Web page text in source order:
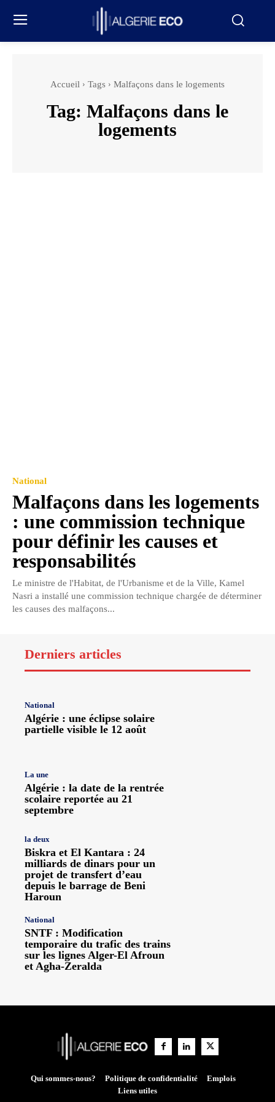
Accueil Tags Malfaçons dans le logements
Tag: Malfaçons dans le
logements
National
Malfaçons dans les logements
: une commission technique
pour définir les causes et
responsabilités
Le ministre de l'Habitat, de l'Urbanisme et de la Ville, Kamel
Nasri a installé une commission technique chargée de déterminer
les causes des malfaçons...
Derniers articles
National
Algérie : une éclipse solaire
partielle visible le 12 août
La une
Algérie : la date de la rentrée
scolaire reportée au 21
septembre
la deux
Biskra et El Kantara : 24
milliards de dinars pour un
projet de transfert d’eau
depuis le barrage de Beni
Haroun
National
SNTF : Modification
temporaire du trafic des trains
sur les lignes Alger-El Afroun
et Agha-Zeralda
Qui sommes-nous? Politique de confidentialité
Emplois
Liens utiles